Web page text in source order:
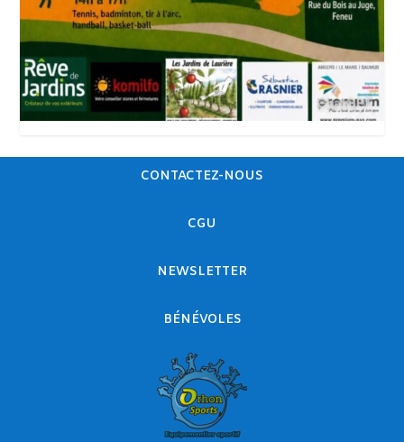
CONTACTEZ-NOUS
CGU
NEWSLETTER
BÉNÉVOLES